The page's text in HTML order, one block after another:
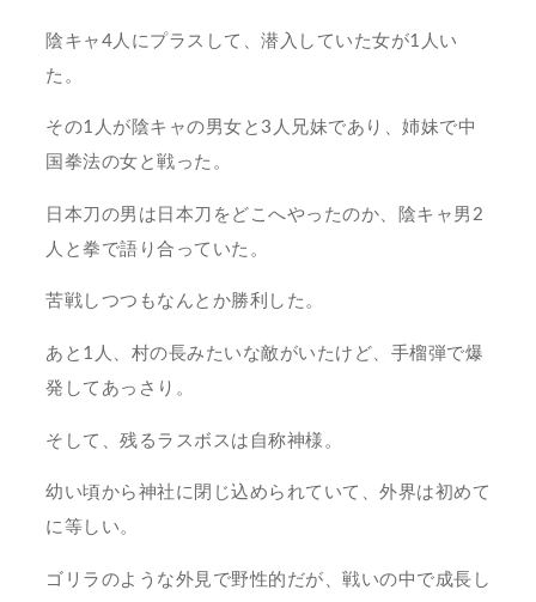
陰キャ4人にプラスして、潜入していた女が1人い
た。
その1人が陰キャの男女と3人兄妹であり、姉妹で中
国拳法の女と戦った。
日本刀の男は日本刀をどこへやったのか、陰キャ男2
人と拳で語り合っていた。
苦戦しつつもなんとか勝利した。
あと1人、村の長みたいな敵がいたけど、手榴弾で爆
発してあっさり。
そして、残るラスボスは自称神様。
幼い頃から神社に閉じ込められていて、外界は初めて
に等しい。
ゴリラのような外見で野性的だが、戦いの中で成長し